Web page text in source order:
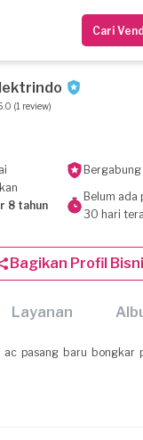
Cari
(1 review)
8 tahun
Belum ada
30 hari
Bagikan Profil
Layanan
ac pasang baru bongkar